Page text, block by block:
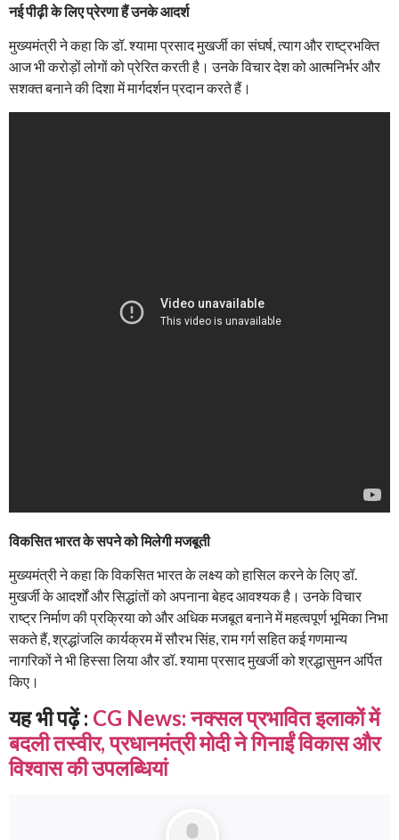
नई पीढ़ी के लिए प्रेरणा हैं उनके आदर्श
मुख्यमंत्री ने कहा कि डॉ. श्यामा प्रसाद मुखर्जी का संघर्ष, त्याग और राष्ट्रभक्ति
आज भी करोड़ों लोगों को प्रेरित करती है। उनके विचार देश को आत्मनिर्भर और
सशक्त बनाने की दिशा में मार्गदर्शन प्रदान करते हैं।
विकसित भारत के सपने को मिलेगी मजबूती
मुख्यमंत्री ने कहा कि विकसित भारत के लक्ष्य को हासिल करने के लिए डॉ.
मुखर्जी के आदर्शों और सिद्धांतों को अपनाना बेहद आवश्यक है। उनके विचार
राष्ट्र निर्माण की प्रक्रिया को और अधिक मजबूत बनाने में महत्वपूर्ण भूमिका निभा
सकते हैं, श्रद्धांजलि कार्यक्रम में सौरभ सिंह, राम गर्ग सहित कई गणमान्य
नागरिकों ने भी हिस्सा लिया और डॉ. श्यामा प्रसाद मुखर्जी को श्रद्धासुमन अर्पित
किए।
यह भी पढ़ें : CG News: नक्सल प्रभावित इलाकों में
बदली तस्वीर, प्रधानमंत्री मोदी ने गिनाईं विकास और
विश्वास की उपलब्धियां